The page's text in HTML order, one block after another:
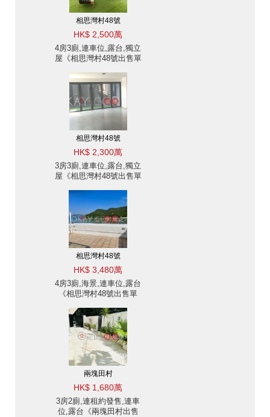
相思灣村48號
HK$ 2,500萬
4房3廁,連車位,露台,獨立
屋《相思灣村48號出售單
相思灣村48號
HK$ 2,300萬
3房3廁,連車位,露台,獨立
屋《相思灣村48號出售單
相思灣村48號
HK$ 3,480萬
4房3廁,海景,連車位,露台
《相思灣村48號出售單
兩塊田村
HK$ 1,680萬
3房2廁,連租約發售,連車
位,露台《兩塊田村出售